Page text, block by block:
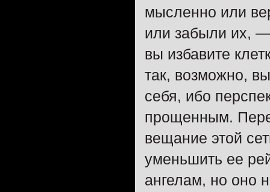
мысленно или
или забыли их, —
вы избавите
так, возможно,
себя, ибо
прощенным.
вещание этой
уменьшить ее
ангелам, но оно